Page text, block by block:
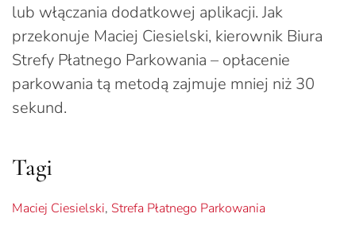
lub włączania dodatkowej aplikacji. Jak
przekonuje Maciej Ciesielski, kierownik Biura
Strefy Płatnego Parkowania – opłacenie
parkowania tą metodą zajmuje mniej niż 30
sekund.
Tagi
Maciej Ciesielski, Strefa Płatnego Parkowania